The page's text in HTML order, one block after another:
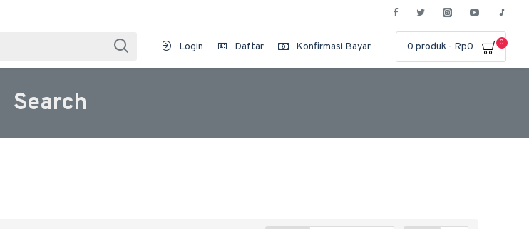
Login Daftar Konfirmasi Bayar 0 produk - Rp0 0
Search